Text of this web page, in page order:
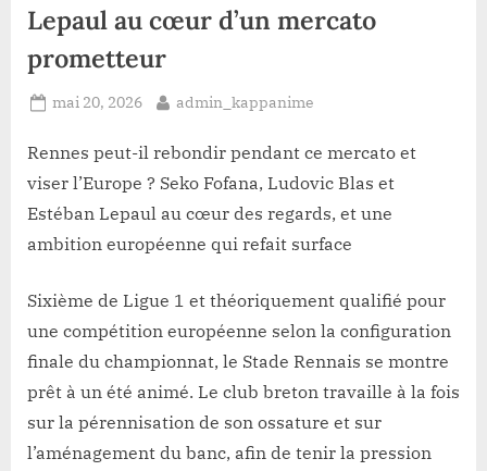
Lepaul au cœur d’un mercato
prometteur
Posted
mai 20, 2026 By
admin_kappanime
Rennes peut-il rebondir pendant ce mercato et
viser l’Europe ? Seko Fofana, Ludovic Blas et
Estéban Lepaul au cœur des regards, et une
ambition européenne qui refait surface
Sixième de Ligue 1 et théoriquement qualifié pour
une compétition européenne selon la configuration
finale du championnat, le Stade Rennais se montre
prêt à un été animé. Le club breton travaille à la fois
sur la pérennisation de son ossature et sur
l’aménagement du banc, afin de tenir la pression